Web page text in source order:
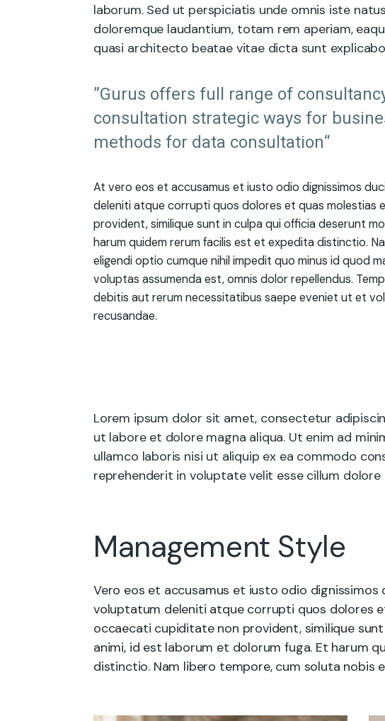
laborum. Sed ut perspiciatis unde omnis iste
doloremque laudantium, totam rem aperiam,
quasi architecto beatae vitae dicta sunt
”Gurus offers full range of
consultation strategic ways for
methods for data consultation“
At vero eos et accusamus et iusto odio dignissimos
deleniti atque corrupti quos dolores et quas
provident, similique sunt in culpa qui officia deserunt
harum quidem rerum facilis est et expedita distinctio.
eligendi optio cumque nihil impedit quo minus id quod
voluptas assumenda est, omnis dolor repellendus.
debitis aut rerum necessitatibus saepe eveniet ut et
recusandae.
Lorem ipsum dolor sit amet, consectetur
ut labore et dolore magna aliqua. Ut enim ad
ullamco laboris nisi ut aliquip ex ea commodo
reprehenderit in voluptate velit esse cillum dolore
Management Style
Vero eos et accusamus et iusto odio
voluptatum deleniti atque corrupti quos dolores
occaecati cupiditate non provident, similique
animi, id est laborum et dolorum fuga. Et harum
distinctio. Nam libero tempore, cum soluta nobis